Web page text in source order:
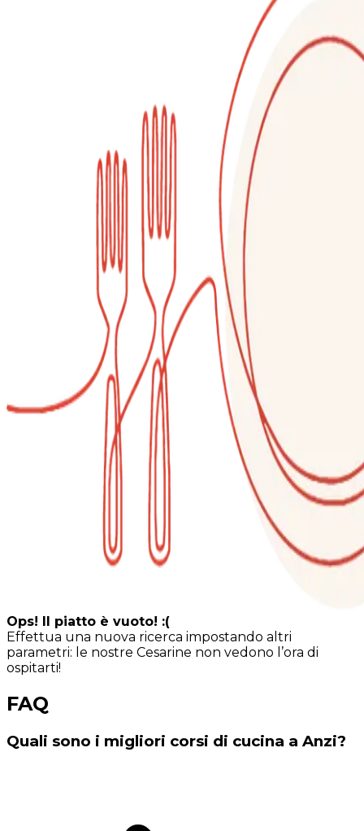
Ops! Il piatto è vuoto! :(
Effettua una nuova ricerca impostando altri
parametri: le nostre Cesarine non vedono l’ora di
ospitarti!
FAQ
Quali sono i migliori corsi di cucina a Anzi?